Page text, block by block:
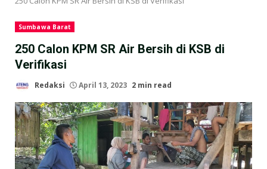
Sumbawa Barat
250 Calon KPM SR Air Bersih di KSB di
Verifikasi
Redaksi April 13, 2023 2 min read